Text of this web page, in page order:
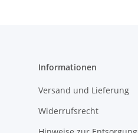
Informationen
Versand und Lieferung
Widerrufsrecht